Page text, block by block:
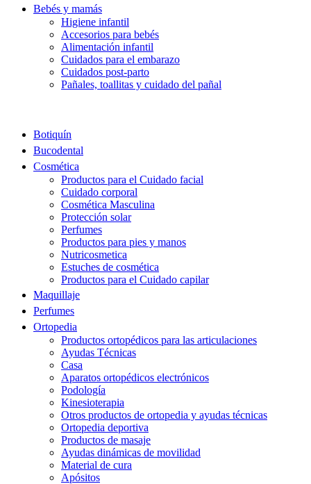
Bebés y mamás
Higiene infantil
Accesorios para bebés
Alimentación infantil
Cuidados para el embarazo
Cuidados post-parto
Pañales, toallitas y cuidado del pañal
Botiquín
Bucodental
Cosmética
Productos para el Cuidado facial
Cuidado corporal
Cosmética Masculina
Protección solar
Perfumes
Productos para pies y manos
Nutricosmetica
Estuches de cosmética
Productos para el Cuidado capilar
Maquillaje
Perfumes
Ortopedia
Productos ortopédicos para las articulaciones
Ayudas Técnicas
Casa
Aparatos ortopédicos electrónicos
Podología
Kinesioterapia
Otros productos de ortopedia y ayudas técnicas
Ortopedia deportiva
Productos de masaje
Ayudas dinámicas de movilidad
Material de cura
Apósitos